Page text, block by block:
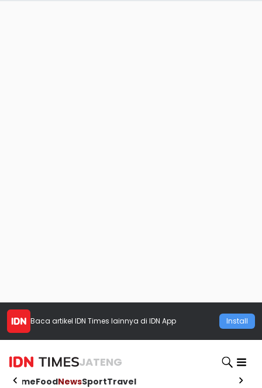
Baca artikel IDN Times lainnya di IDN App Install
JATENG
HomeFoodNewsSportTravel